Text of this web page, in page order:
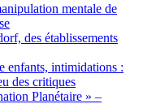
mentale de
des établissements
enfants, intimidations :
des critiques
Planétaire » –